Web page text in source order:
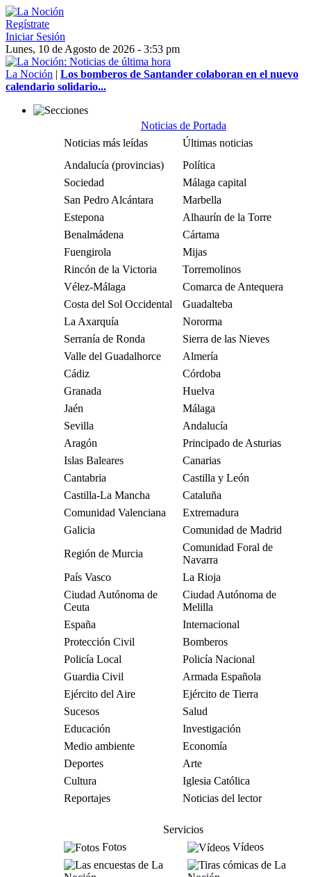
Regístrate
Iniciar Sesión
Lunes, 10 de Agosto de 2026 - 3:53 pm
La Noción | Los bomberos de Santander colaboran en el nuevo
calendario solidario...
Noticias de Portada
Noticias más leídas
Últimas noticias
Andalucía (provincias)
Política
Sociedad
Málaga capital
San Pedro Alcántara
Marbella
Estepona
Alhaurín de la Torre
Benalmádena
Cártama
Fuengirola
Mijas
Rincón de la Victoria
Torremolinos
Vélez-Málaga
Comarca de Antequera
Costa del Sol Occidental
Guadalteba
La Axarquía
Nororma
Serranía de Ronda
Sierra de las Nieves
Valle del Guadalhorce
Almería
Cádiz
Córdoba
Granada
Huelva
Jaén
Málaga
Sevilla
Andalucía
Aragón
Principado de Asturias
Islas Baleares
Canarias
Cantabria
Castilla y León
Castilla-La Mancha
Cataluña
Comunidad Valenciana
Extremadura
Galicia
Comunidad de Madrid
Región de Murcia
Comunidad Foral de
Navarra
País Vasco
La Rioja
Ciudad Autónoma de
Ceuta
Ciudad Autónoma de
Melilla
España
Internacional
Protección Civil
Bomberos
Policía Local
Policía Nacional
Guardia Civil
Armada Española
Ejército del Aire
Ejército de Tierra
Sucesos
Salud
Educación
Investigación
Medio ambiente
Economía
Deportes
Arte
Cultura
Iglesia Católica
Reportajes
Noticias del lector
Servicios
Fotos
Vídeos